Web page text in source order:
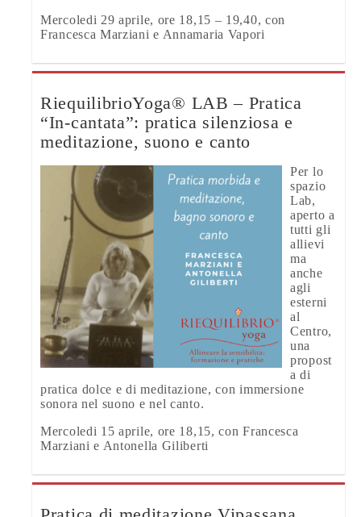
Mercoledi 29 aprile, ore 18,15 – 19,40, con
Francesca Marziani e Annamaria Vapori
RiequilibrioYoga® LAB – Pratica
“In-cantata”: pratica silenziosa e
meditazione, suono e canto
Per lo
spazio
Lab,
aperto a
tutti gli
allievi
ma
anche
agli
esterni
al
Centro,
una
propost
a di
pratica dolce e di meditazione, con immersione
sonora nel suono e nel canto.
Mercoledi 15 aprile, ore 18,15, con Francesca
Marziani e Antonella Giliberti